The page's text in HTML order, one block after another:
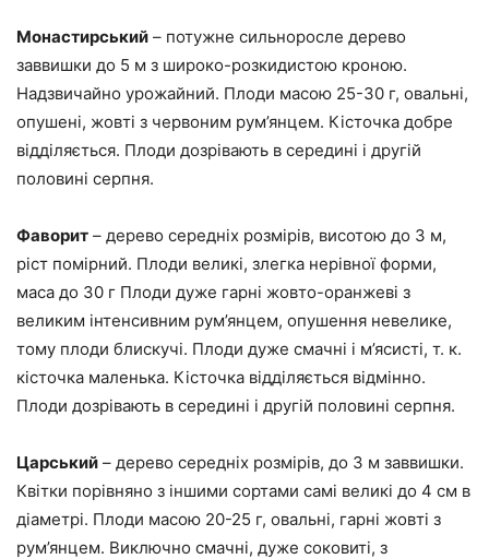
Монастирський – потужне сильноросле дерево
заввишки до 5 м з широко-розкидистою кроною.
Надзвичайно урожайний. Плоди масою 25-30 г, овальні,
опушені, жовті з червоним рум’янцем. Кісточка добре
відділяється. Плоди дозрівають в середині і другій
половині серпня.
Фаворит – дерево середніх розмірів, висотою до 3 м,
ріст помірний. Плоди великі, злегка нерівної форми,
маса до 30 г Плоди дуже гарні жовто-оранжеві з
великим інтенсивним рум’янцем, опушення невелике,
тому плоди блискучі. Плоди дуже смачні і м’ясисті, т. к.
кісточка маленька. Кісточка відділяється відмінно.
Плоди дозрівають в середині і другій половині серпня.
Царський – дерево середніх розмірів, до 3 м заввишки.
Квітки порівняно з іншими сортами самі великі до 4 см в
діаметрі. Плоди масою 20-25 г, овальні, гарні жовті з
рум’янцем. Виключно смачні, дуже соковиті, з